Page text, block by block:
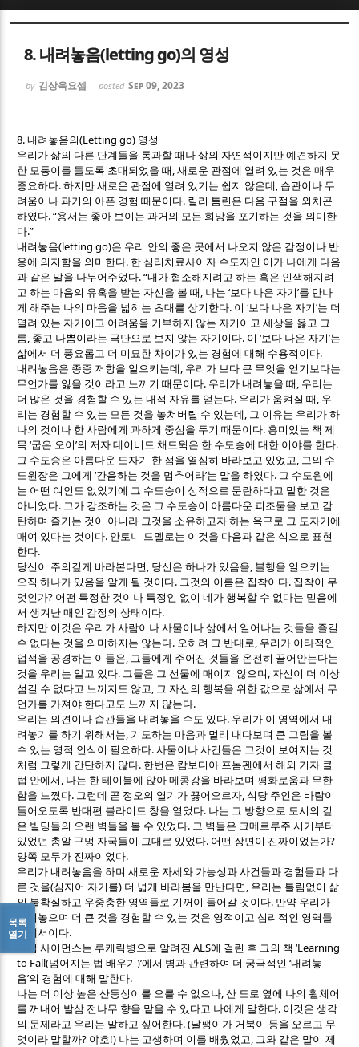
8. 내려놓음(letting go)의 영성
by 김상욱요셉 posted Sep 09, 2023
8.내려놓음의(Letting go) 영성
우리가 삶의 다른 단계들을 통과할 때나 삶의 자연적이지만 예견하지 못
한 모퉁이를 돌도록 초대되었을 때 ,새로운 관점에 열려 있는 것은 매우
중요하다.하지만 새로운 관점에 열려 있기는 쉽지 않은데 , 습관이나 두
려움이나 과거의 아픈 경험 때문이다. 릴리 톰린은 다음 구절을 외치곤
하였다. “용서는 좋아 보이는 과거의 모든 희망을 포기하는 것을 의미한
다.”
내려놓음(letting go)은 우리 안의 좋은 곳에서 나오지 않은 감정이나 반
응에 의지함을 의미한다. 한 심리치료사이자 수도자인 이가 나에게 다음
과 같은 말을 나누어주었다. “내가 협소해지려고 하는 혹은 인색해지려
고 하는 마음의 유혹을 받는 자신을 볼 때 , 나는‘보다 나은 자기’를 만나
게 해주는 나의 마음을 넓히는 초대를 상기한다. 이‘보다 나은 자기’는 더
열려 있는 자기이고 어려움을 거부하지 않는 자기이고 세상을 옳고 그
름, 좋고 나쁨이라는 극단으로 보지 않는 자기이다. 이‘보다 나은 자기’는
삶에서 더 풍요롭고 더 미묘한 차이가 있는 경험에 대해 수용적이다.
내려놓음은 종종 저항을 일으키는데 , 우리가 보다 큰 무엇을 얻기보다는
무언가를 잃을 것이라고 느끼기 때문이다. 우리가 내려놓을 때 , 우리는
더 많은 것을 경험할 수 있는 내적 자유를 얻는다. 우리가 움켜질 때 , 우
리는 경험할 수 있는 모든 것을 놓쳐버릴 수 있는데 , 그 이유는 우리가 하
나의 것이나 한 사람에게 과하게 중심을 두기 때문이다. 흥미있는 책 제
목‘굽은 오이’의 저자 데이비드 채드윅은 한 수도승에 대한 이야를 한다.
그 수도승은 아름다운 도자기 한 점을 열심히 바라보고 있었고 , 그의 수
도원장은 그에게‘간음하는 것을 멈추어라’는 말을 하였다. 그 수도원에
는 어떤 여인도 없었기에 그 수도승이 성적으로 문란하다고 말한 것은
아니었다. 그가 강조하는 것은 그 수도승이 아름다운 피조물을 보고 감
탄하며 즐기는 것이 아니라 그것을 소유하고자 하는 욕구로 그 도자기에
매여 있다는 것이다. 안토니 드멜로는 이것을 다음과 같은 식으로 표현
한다.
당신이 주의깊게 바라본다면 , 당신은 하나가 있음을, 불행을 일으키는
오직 하나가 있음을 알게 될 것이다. 그것의 이름은 집착이다. 집착이 무
엇인가? 어떤 특정한 것이나 특정인 없이 네가 행복할 수 없다는 믿음에
서 생겨난 매인 감정의 상태이다.
하지만 이것은 우리가 사람이나 사물이나 삶에서 일어나는 것들을 즐길
수 없다는 것을 의미하지는 않는다. 오히려 그 반대로 , 우리가 이타적인
업적을 공경하는 이들은, 그들에게 주어진 것들을 온전히 끌어안는다는
것을 우리는 알고 있다. 그들은 그 선물에 매이지 않으며 ,자신이 더 이상
섬길 수 없다고 느끼지도 않고 , 그 자신의 행복을 위한 값으로 삶에서 무
언가를 가져야 한다고도 느끼지 않는다.
우리는 의견이나 습관들을 내려놓을 수도 있다. 우리가 이 영역에서 내
려놓기를 하기 위해서는, 기도하는 마음과 멀리 내다보며 큰 그림을 볼
수 있는 영적 인식이 필요하다.사물이나 사건들은 그것이 보여지는 것
처럼 그렇게 간단하지 않다. 한번은 캄보디아 프놈펜에서 해외 기자 클
럽 안에서 , 나는 한 테이블에 앉아 메콩강을 바라보며 평화로움과 무한
함을 느꼈다. 그런데 곧 정오의 열기가 끓어오르자, 식당 주인은 바람이
들어오도록 반대편 블라이드 창을 열었다. 나는 그 방향으로 도시의 깊
은 빌딩들의 오랜 벽들을 볼 수 있었다. 그 벽들은 크메르루주 시기부터
있었던 총알 구멍 자국들이 그대로 있었다. 어떤 장면이 진짜이었는가?
양쪽 모두가 진짜이었다.
우리가 내려놓음을 하며 새로운 자세와 가능성과 사건들과 경험들과 다
른 것을(심지어 자기를) 더 넓게 바라봄을 만난다면 , 우리는 틀림없이 삶
의 불확실하고 우중충한 영역들로 기꺼이 들어갈 것이다. 만약 우리가
내려놓으며 더 큰 것을 경험할 수 있는 것은 영적이고 심리적인 영역들
안에서이다.
필립 사이먼스는 루케릭병으로 알려진ALS에 걸린 후 그의 책‘Learning
to Fall(넘어지는 법 배우기)’에서 병과 관련하여 더 궁극적인‘내려놓
음’의 경험에 대해 말한다.
나는 더 이상 높은 산등성이를 오를 수 없으나,산 도로 옆에 나의 휠체어
를 꺼내어 발삼 전나무 향을 맡을 수 있다고 나에게 말한다. 이것은 생각
의 문제라고 우리는 말하고 싶어한다. (달팽이가 거북이 등을 오르고 무
엇이라 말할까? 야호!) 나는 고생하며 이를 배웠었고 , 그와 같은 말이 제
목록
열기
Sketchbook5, 스케치북5
Sketchbook5, 스케치북5
Sketchbook5, 스케치북5
Sketchbook5, 스케치북5